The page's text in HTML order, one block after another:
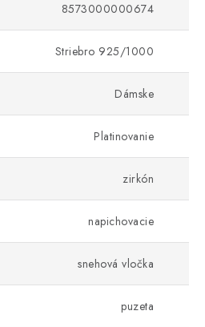
8573000000674
Striebro 925/1000
Dámske
Platinovanie
zirkón
napichovacie
snehová vločka
puzeta